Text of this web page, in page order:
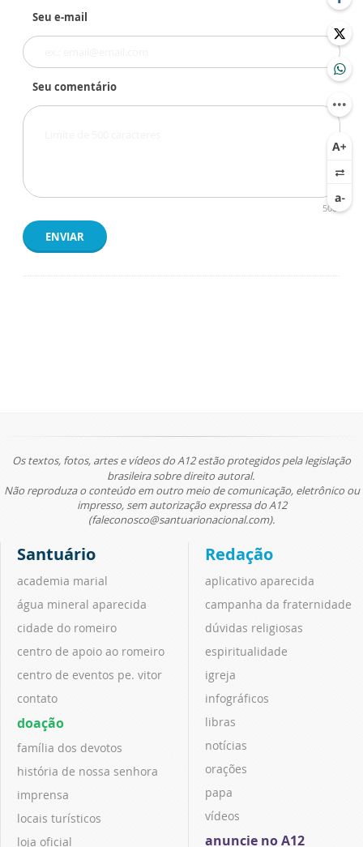
Seu e-mail
Seu comentário
500
ENVIAR
Os textos, fotos, artes e vídeos do A12 estão protegidos pela legislação
brasileira sobre direito autoral.
Não reproduza o conteúdo em outro meio de comunicação, eletrônico ou
impresso, sem autorização expressa do A12
(faleconosco@santuarionacional.com).
Santuário
academia marial
água mineral aparecida
cidade do romeiro
centro de apoio ao romeiro
centro de eventos pe. vitor
contato
doação
família dos devotos
história de nossa senhora
imprensa
locais turísticos
loja oficial
Redação
aplicativo aparecida
campanha da fraternidade
dúvidas religiosas
espiritualidade
igreja
infográficos
libras
notícias
orações
papa
vídeos
anuncie no A12